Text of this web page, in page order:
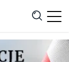
Anuluj